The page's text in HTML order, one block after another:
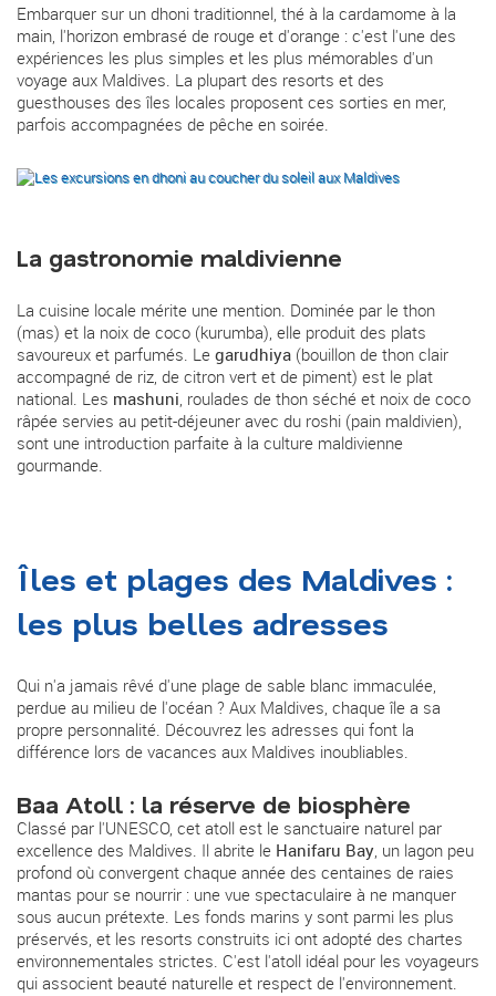
Embarquer sur un dhoni traditionnel, thé à la cardamome à la
main, l'horizon embrasé de rouge et d'orange : c'est l'une des
expériences les plus simples et les plus mémorables d'un
voyage aux Maldives. La plupart des resorts et des
guesthouses des îles locales proposent ces sorties en mer,
parfois accompagnées de pêche en soirée.
La gastronomie maldivienne
La cuisine locale mérite une mention. Dominée par le thon
(mas) et la noix de coco (kurumba), elle produit des plats
savoureux et parfumés. Le garudhiya (bouillon de thon clair
accompagné de riz, de citron vert et de piment) est le plat
national. Les mashuni, roulades de thon séché et noix de coco
râpée servies au petit-déjeuner avec du roshi (pain maldivien),
sont une introduction parfaite à la culture maldivienne
gourmande.
Îles et plages des Maldives :
les plus belles adresses
Qui n'a jamais rêvé d'une plage de sable blanc immaculée,
perdue au milieu de l'océan ? Aux Maldives, chaque île a sa
propre personnalité. Découvrez les adresses qui font la
différence lors de vacances aux Maldives inoubliables.
Baa Atoll : la réserve de biosphère
Classé par l'UNESCO, cet atoll est le sanctuaire naturel par
excellence des Maldives. Il abrite le Hanifaru Bay, un lagon peu
profond où convergent chaque année des centaines de raies
mantas pour se nourrir : une vue spectaculaire à ne manquer
sous aucun prétexte. Les fonds marins y sont parmi les plus
préservés, et les resorts construits ici ont adopté des chartes
environnementales strictes. C'est l'atoll idéal pour les voyageurs
qui associent beauté naturelle et respect de l'environnement.